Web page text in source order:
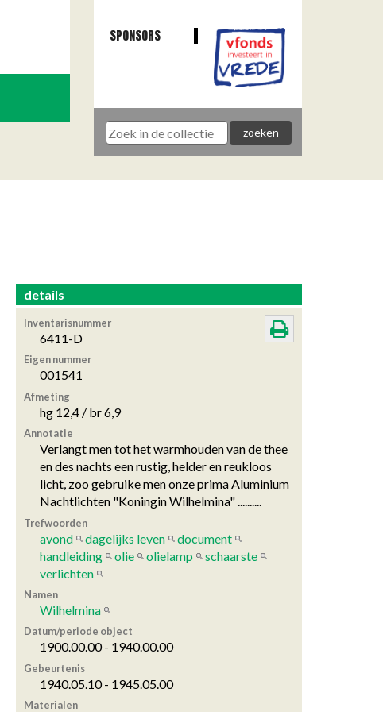
SPONSORS
details
Inventarisnummer
6411-D
Eigen nummer
001541
Afmeting
hg 12,4 / br 6,9
Annotatie
Verlangt men tot het warmhouden van de thee
en des nachts een rustig, helder en reukloos
licht, zoo gebruike men onze prima Aluminium
Nachtlichten "Koningin Wilhelmina" ..........
Trefwoorden
avond dagelijks leven
document
handleiding
olie olielamp
schaarste
verlichten
Namen
Wilhelmina
Datum/periode object
1900.00.00 - 1940.00.00
Gebeurtenis
1940.05.10 - 1945.05.00
Materialen